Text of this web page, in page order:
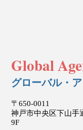
Global
グローバル・
〒650-0011
神戸市中央区下山
9F